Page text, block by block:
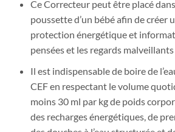
Ce Correcteur peut être placé
poussette d’un bébé afin de créer
protection énergétique et
pensées et les regards malveillants
Il est indispensable de boire de
CEF en respectant le volume
moins 30 ml par kg de poids
des recharges énergétiques, de